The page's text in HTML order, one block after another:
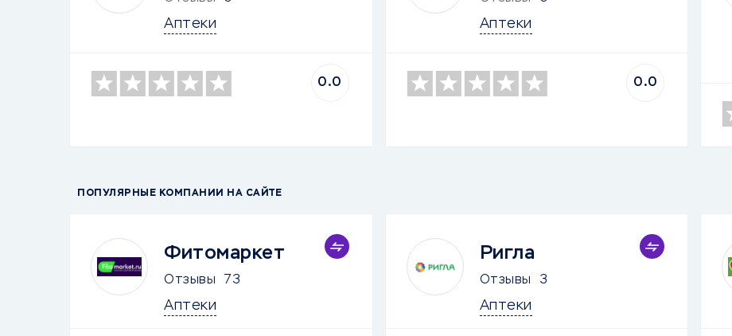
Аптеки
0.0
Аптеки
0.0
ПОПУЛЯРНЫЕ КОМПАНИИ НА САЙТЕ
Фитомаркет
Отзывы 73
Аптеки
Ригла
Отзывы 3
Аптеки